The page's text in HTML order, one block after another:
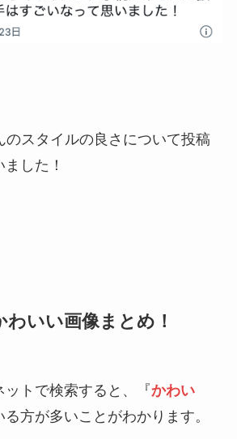
のスタイルの良さについて投稿
した！
わいい画像まとめ！
トで検索すると、『かわい
方が多いことがわかります。